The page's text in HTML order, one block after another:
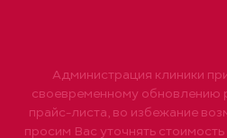
Администрация клиники
своевременному обновлению
прайс-листа, во избежание
просим Вас уточнять